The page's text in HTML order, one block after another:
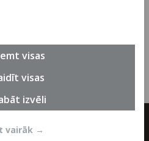
izvēli
visas
visas
vairāk→
Pieteikties
paturētas. Bez iepriekšējas
aizliegta.